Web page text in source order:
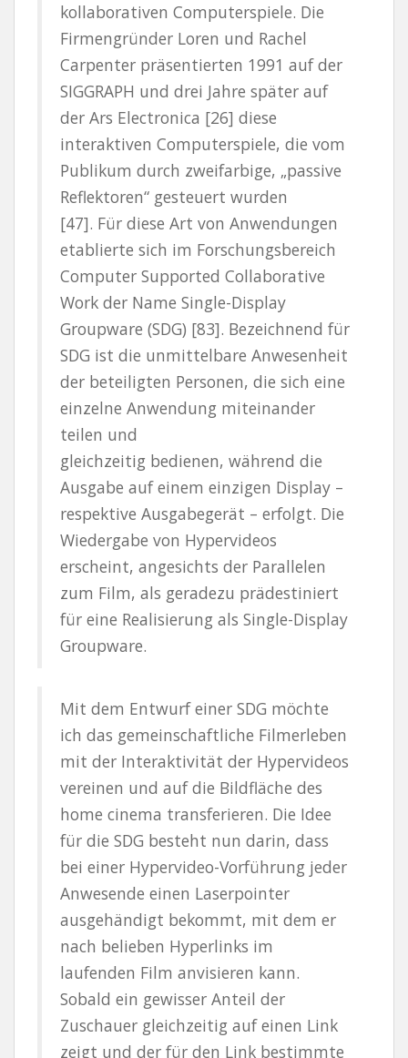
kollaborativen Computerspiele. Die
Firmengründer Loren und Rachel
Carpenter präsentierten 1991 auf der
SIGGRAPH und drei Jahre später auf
der Ars Electronica [26] diese
interaktiven Computerspiele, die vom
Publikum durch zweifarbige, „passive
Reflektoren“ gesteuert wurden
[47]. Für diese Art von Anwendungen
etablierte sich im Forschungsbereich
Computer Supported Collaborative
Work der Name Single-Display
Groupware (SDG) [83]. Bezeichnend für
SDG ist die unmittelbare Anwesenheit
der beteiligten Personen, die sich eine
einzelne Anwendung miteinander
teilen und
gleichzeitig bedienen, während die
Ausgabe auf einem einzigen Display –
respektive Ausgabegerät – erfolgt. Die
Wiedergabe von Hypervideos
erscheint, angesichts der Parallelen
zum Film, als geradezu prädestiniert
für eine Realisierung als Single-Display
Groupware.
Mit dem Entwurf einer SDG möchte
ich das gemeinschaftliche Filmerleben
mit der Interaktivität der Hypervideos
vereinen und auf die Bildfläche des
home cinema transferieren. Die Idee
für die SDG besteht nun darin, dass
bei einer Hypervideo-Vorführung jeder
Anwesende einen Laserpointer
ausgehändigt bekommt, mit dem er
nach belieben Hyperlinks im
laufenden Film anvisieren kann.
Sobald ein gewisser Anteil der
Zuschauer gleichzeitig auf einen Link
zeigt und der für den Link bestimmte